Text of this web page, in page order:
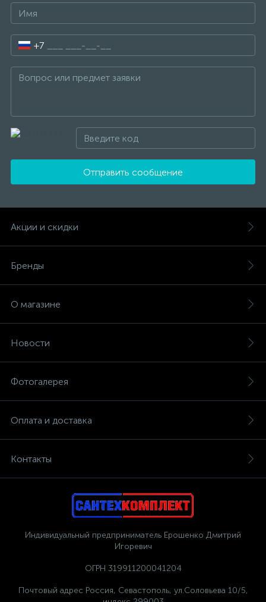
+7
Отправить сообщение
Акции и скидки
Бренды
О магазине
Новости
Фотогалерея
Оплата и доставка
Контакты
Индивидуальный предприниматель Ерошенко Дмитрий
Игоревич
ОГРН 319911200041204
Почтовый адрес Россия, Севастополь, ул.Соловьева 10/5,